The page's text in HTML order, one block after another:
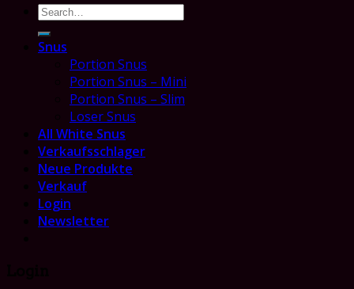
Search
for:
Snus
Portion Snus
Portion Snus – Mini
Portion Snus – Slim
Loser Snus
All White Snus
Verkaufsschlager
Neue Produkte
Verkauf
Login
Newsletter